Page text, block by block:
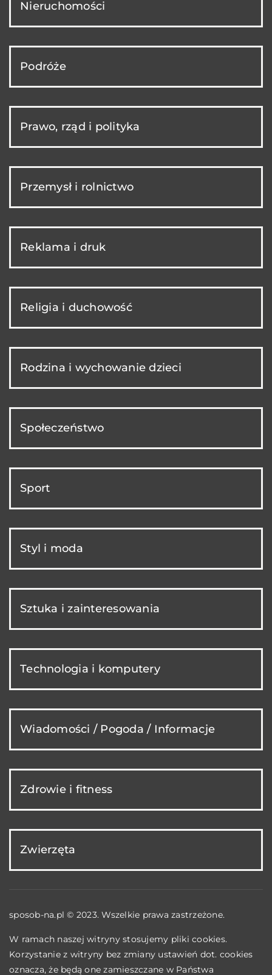
Nieruchomości
Podróże
Prawo, rząd i polityka
Przemysł i rolnictwo
Reklama i druk
Religia i duchowość
Rodzina i wychowanie dzieci
Społeczeństwo
Sport
Styl i moda
Sztuka i zainteresowania
Technologia i komputery
Wiadomości / Pogoda / Informacje
Zdrowie i fitness
Zwierzęta
sposob-na.pl © 2023. Wszelkie prawa zastrzeżone.
W ramach naszej witryny stosujemy pliki cookies.
Korzystanie z witryny bez zmiany ustawień dot. cookies
oznacza, że będą one zamieszczane w Państwa